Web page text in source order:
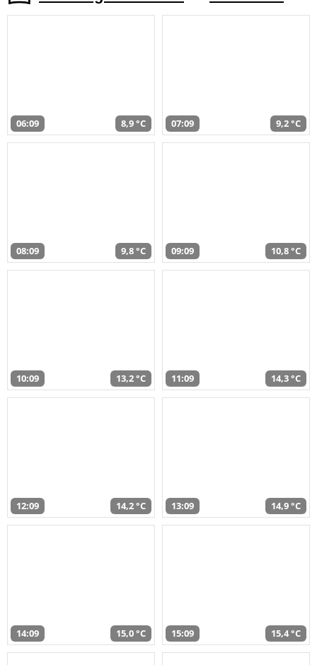
06:09 8,9 °C 07:09 9,2 °C
08:09 9,8 °C 09:09 10,8 °C
10:09 13,2 °C 11:09 14,3 °C
12:09 14,2 °C 13:09 14,9 °C
14:09 15,0 °C 15:09 15,4 °C